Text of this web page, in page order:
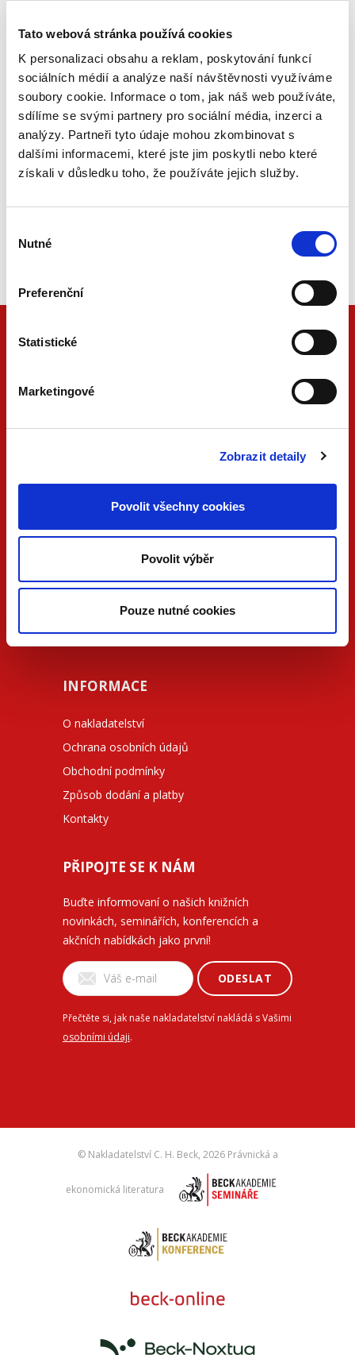
Tato webová stránka používá cookies
K personalizaci obsahu a reklam, poskytování funkcí
sociálních médií a analýze naší návštěvnosti využíváme
soubory cookie. Informace o tom, jak náš web používáte,
sdílíme se svými partnery pro sociální média, inzerci a
analýzy. Partneři tyto údaje mohou zkombinovat s
dalšími informacemi, které jste jim poskytli nebo které
získali v důsledku toho, že používáte jejich služby.
souhlasu
Nutné
Preferenční
Statistické
Marketingové
Zobrazit detaily
Povolit všechny cookies
Povolit výběr
Pouze nutné cookies
Získejte dopravu zdarma
Tradiční nakladatelství
Působíme na trhu přes 30 let.
Semináře a Konference
Vzdělávejte se kvalitně.
Vzdělávejte se s Akademií C. H. Beck.
PDF
VERZE
KONTAKTUJTE NÁS
facebook.com/beck.cz
INFORMACE
O nakladatelství
Ochrana osobních údajů
Obchodní podmínky
Způsob dodání a platby
Kontakty
PŘIPOJTE SE K NÁM
Buďte informovaní o našich knižních
novinkách, seminářích, konferencích a
akčních nabídkách jako první!
ODESLAT
Přečtěte si, jak naše nakladatelství nakládá s Vašimi
osobními údaji.
© Nakladatelství C. H. Beck, 2026 Právnická a
ekonomická literatura